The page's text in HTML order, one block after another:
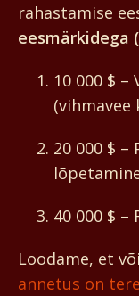
rahastamise
eesmärkidega
10 000 $ –
(vihmavee
20 000 $
40 000 $
Loodame, et
annetus on